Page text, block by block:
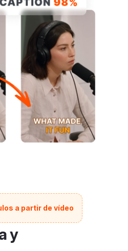
a partir de vídeo
y